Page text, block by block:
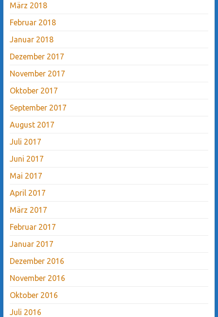
März 2018
Februar 2018
Januar 2018
Dezember 2017
November 2017
Oktober 2017
September 2017
August 2017
Juli 2017
Juni 2017
Mai 2017
April 2017
März 2017
Februar 2017
Januar 2017
Dezember 2016
November 2016
Oktober 2016
Juli 2016